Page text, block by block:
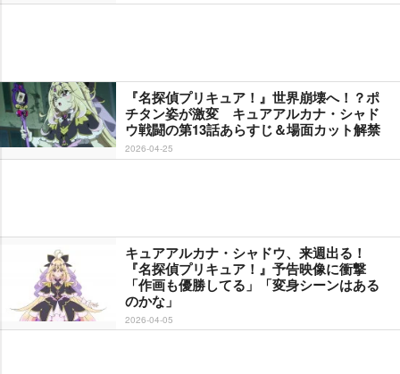
『名探偵プリキュア！』世界崩壊へ！？ポ
チタン姿が激変 キュアアルカナ・シャド
ウ戦闘の第13話あらすじ＆場面カット解禁
2026-04-25
キュアアルカナ・シャドウ、来週出る！
『名探偵プリキュア！』予告映像に衝撃
「作画も優勝してる」「変身シーンはある
のかな」
2026-04-05